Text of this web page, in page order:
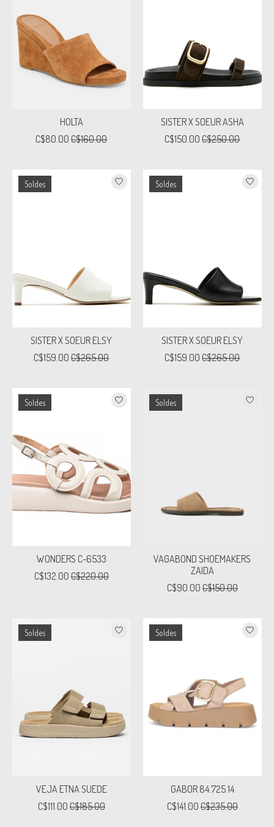
HOLTA
C$80.00 C$160.00
SISTER X SOEUR ASHA
C$150.00 C$250.00
Soldes
SISTER X SOEUR ELSY
C$159.00 C$265.00
Soldes
SISTER X SOEUR ELSY
C$159.00 C$265.00
Soldes
WONDERS C-6533
C$132.00 C$220.00
Soldes
VAGABOND SHOEMAKERS
ZAIDA
C$90.00 C$150.00
Soldes
VEJA ETNA SUEDE
C$111.00 C$185.00
Soldes
GABOR 84.725.14
C$141.00 C$235.00